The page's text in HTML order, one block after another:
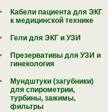
Кабели пациента для ЭКГ
к медицинской технике
Гели для ЭКГ и УЗИ
Презервативы для УЗИ и
гинекология
Мундштуки (загубники)
для спирометрии,
турбины, зажимы,
фильтры